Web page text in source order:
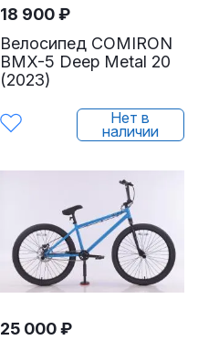
Велосипед COMIRON
BMX-5 Deep Metal 20
(2023)
18 900₽
Нет в
наличии
25 000₽